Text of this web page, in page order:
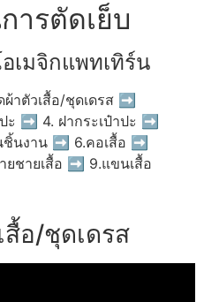
ารตัดเย็บ
เมจิกแพทเทิร์น
ผ้าตัวเสื้อ/ชุดเดรส ➡
ะ ➡ 4. ฝากระเป๋าปะ ➡
นชิ้นงาน ➡ 6.คอเสื้อ ➡
ยชายเสื้อ ➡ 9.แขนเสื้อ
สื้อ/ชุดเดรส